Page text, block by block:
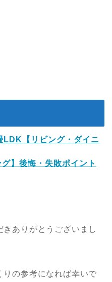
LDK【リビング・ダイニ
グ】後悔・失敗ポイント
ありがとうございまし
の参考になれば幸いで